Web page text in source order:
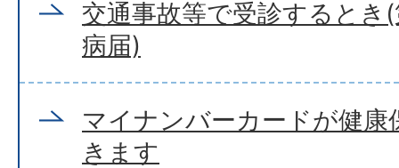
交通事故等で受診するとき
病届)
マイナンバーカードが健康
きます